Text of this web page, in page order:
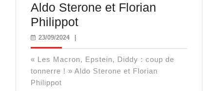
Aldo Sterone et Florian
Philippot« Les
Epstein,
Diddy
23/09/202423/09/2024
« Les Macron, Epstein, Diddy : coup de
tonnerre ! » Aldo Sterone et Florian
Philippot